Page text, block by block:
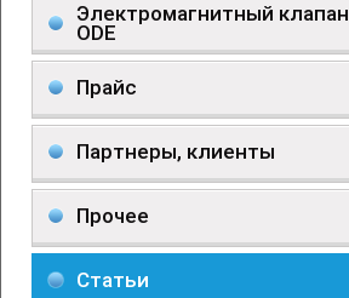
Электромагнитный клапан
ODE
Прайс
Партнеры, клиенты
Прочее
Статьи